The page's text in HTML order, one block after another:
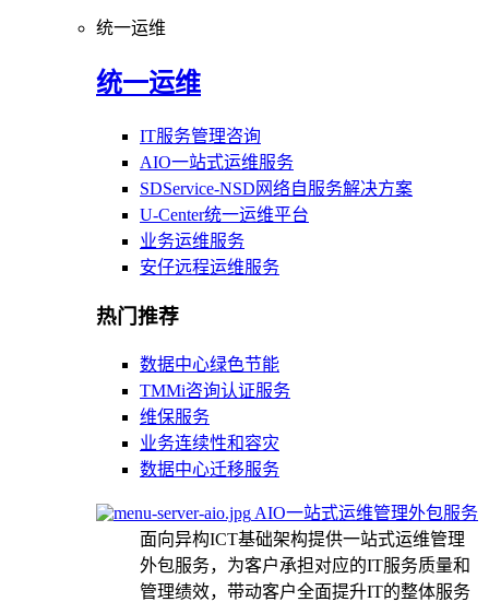
统一运维
统一运维
IT服务管理咨询
AIO一站式运维服务
SDService-NSD网络自服务解决方案
U-Center统一运维平台
业务运维服务
安仔远程运维服务
热门推荐
数据中心绿色节能
TMMi咨询认证服务
维保服务
业务连续性和容灾
数据中心迁移服务
AIO一站式运维管理外包服务
面向异构ICT基础架构提供一站式运维管理
外包服务，为客户承担对应的IT服务质量和
管理绩效，带动客户全面提升IT的整体服务